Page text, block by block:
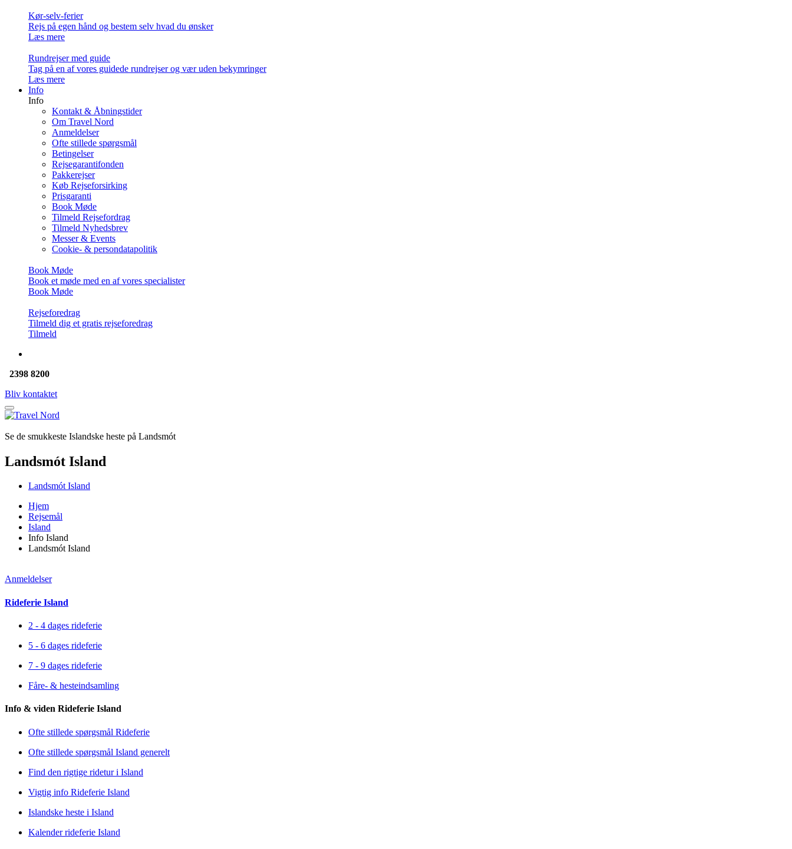
Kør-selv-ferier
Rejs på egen hånd og bestem selv hvad du ønsker
Læs mere
Rundrejser med guide
Tag på en af vores guidede rundrejser og vær uden bekymringer
Læs mere
Info
Info
Kontakt & Åbningstider
Om Travel Nord
Anmeldelser
Ofte stillede spørgsmål
Betingelser
Rejsegarantifonden
Pakkerejser
Køb Rejseforsirking
Prisgaranti
Book Møde
Tilmeld Rejsefordrag
Tilmeld Nyhedsbrev
Messer & Events
Cookie- & persondatapolitik
Book Møde
Book et møde med en af vores specialister
Book Møde
Rejseforedrag
Tilmeld dig et gratis rejseforedrag
Tilmeld
2398 8200
Bliv kontaktet
Se de smukkeste Islandske heste på Landsmót
Landsmót Island
Landsmót Island
Hjem
Rejsemål
Island
Info Island
Landsmót Island
Anmeldelser
Rideferie Island
2 - 4 dages rideferie
5 - 6 dages rideferie
7 - 9 dages rideferie
Fåre- & hesteindsamling
Info & viden Rideferie Island
Ofte stillede spørgsmål Rideferie
Ofte stillede spørgsmål Island generelt
Find den rigtige ridetur i Island
Vigtig info Rideferie Island
Islandske heste i Island
Kalender rideferie Island